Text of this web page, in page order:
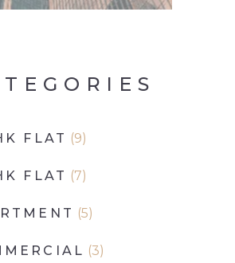
FLAT (9)
FLAT (7)
(5)
(3)